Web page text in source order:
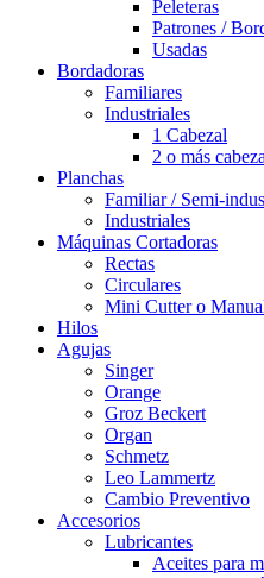
Peleteras
Patrones /
Usadas
Bordadoras
Familiares
Industriales
1 Cabezal
2 o más
Planchas
Familiar / Semi-
Industriales
Máquinas Cortadoras
Rectas
Circulares
Mini Cutter o
Hilos
Agujas
Singer
Orange
Groz Beckert
Organ
Schmetz
Leo Lammertz
Cambio Preventivo
Accesorios
Lubricantes
Aceites para